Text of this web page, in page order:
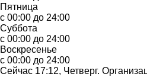
Пятница
с 00:00 до 24:00
Суббота
с 00:00 до 24:00
Воскресенье
с 00:00 до 24:00
Сейчас 17:12, Четверг.